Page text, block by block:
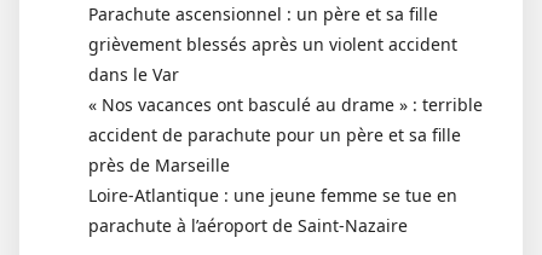
Parachute ascensionnel : un père et sa fille
grièvement blessés après un violent accident
dans le Var
« Nos vacances ont basculé au drame » : terrible
accident de parachute pour un père et sa fille
près de Marseille
Loire-Atlantique : une jeune femme se tue en
parachute à l’aéroport de Saint-Nazaire